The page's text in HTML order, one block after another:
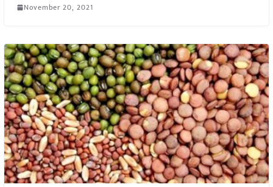
November 20, 2021